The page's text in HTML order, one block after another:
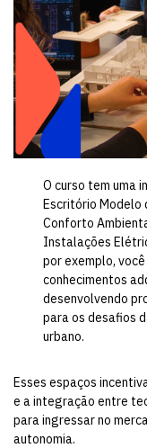
O curso tem uma
Escritório Modelo
Conforto
Instalações
por exemplo,
conhecimentos
desenvolvendo
para os desafios
urbano.
Esses espaços
e a integração entre
para ingressar no
autonomia.